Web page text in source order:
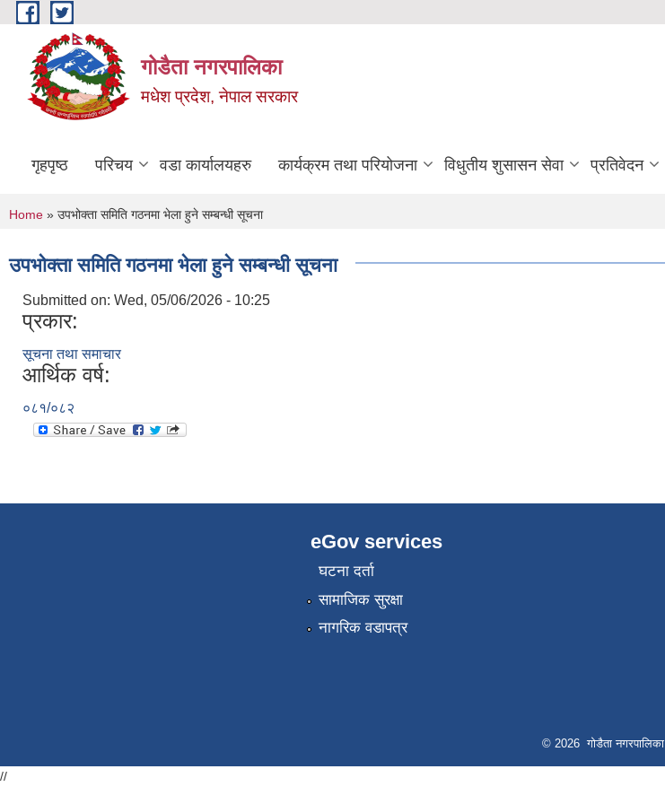
Skip to main content
गोडैता नगरपालिका
मधेश प्रदेश, नेपाल सरकार
गृहपृष्ठ परिचय वडा कार्यालयहरु कार्यक्रम तथा परियोजना विधुतीय शुसासन सेवा प्रतिवेदन
You are here
Home » उपभोक्ता समिति गठनमा भेला हुने सम्बन्धी सूचना
उपभोक्ता समिति गठनमा भेला हुने सम्बन्धी सूचना
Submitted on: Wed, 05/06/2026 - 10:25
प्रकार:
सूचना तथा समाचार
आर्थिक वर्ष:
०८१/०८२
eGov services
घटना दर्ता
सामाजिक सुरक्षा
नागरिक वडापत्र
© 2026 गोडैता नगरपालिका
//